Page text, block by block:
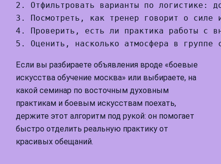
2. Отфильтровать варианты по логистике:
3. Посмотреть, как тренер говорит о силе
4. Проверить, есть ли практика работы с
5. Оценить, насколько атмосфера в группе
Если вы разбираете объявления вроде «боевые
искусства обучение москва» или выбираете, на
какой семинар по восточным духовным
практикам и боевым искусствам поехать,
держите этот алгоритм под рукой: он помогает
быстро отделить реальную практику от
красивых обещаний.